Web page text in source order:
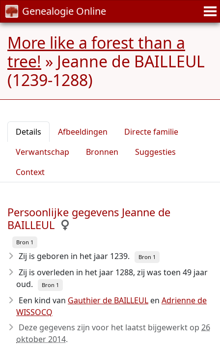
Genealogie Online
More like a forest than a
tree! » Jeanne de BAILLEUL
(1239-1288)
Details Afbeeldingen
Directe familie
Verwantschap
Bronnen
Suggesties
Context
Persoonlijke gegevens Jeanne de
BAILLEUL
Bron 1
Zij is geboren in het jaar 1239. Bron 1
Zij is overleden in het jaar 1288, zij was toen 49 jaar
oud.
Bron 1
Een kind van Gauthier de BAILLEUL en Adrienne de
WISSOCQ
Deze gegevens zijn voor het laatst bijgewerkt op 26
oktober 2014.